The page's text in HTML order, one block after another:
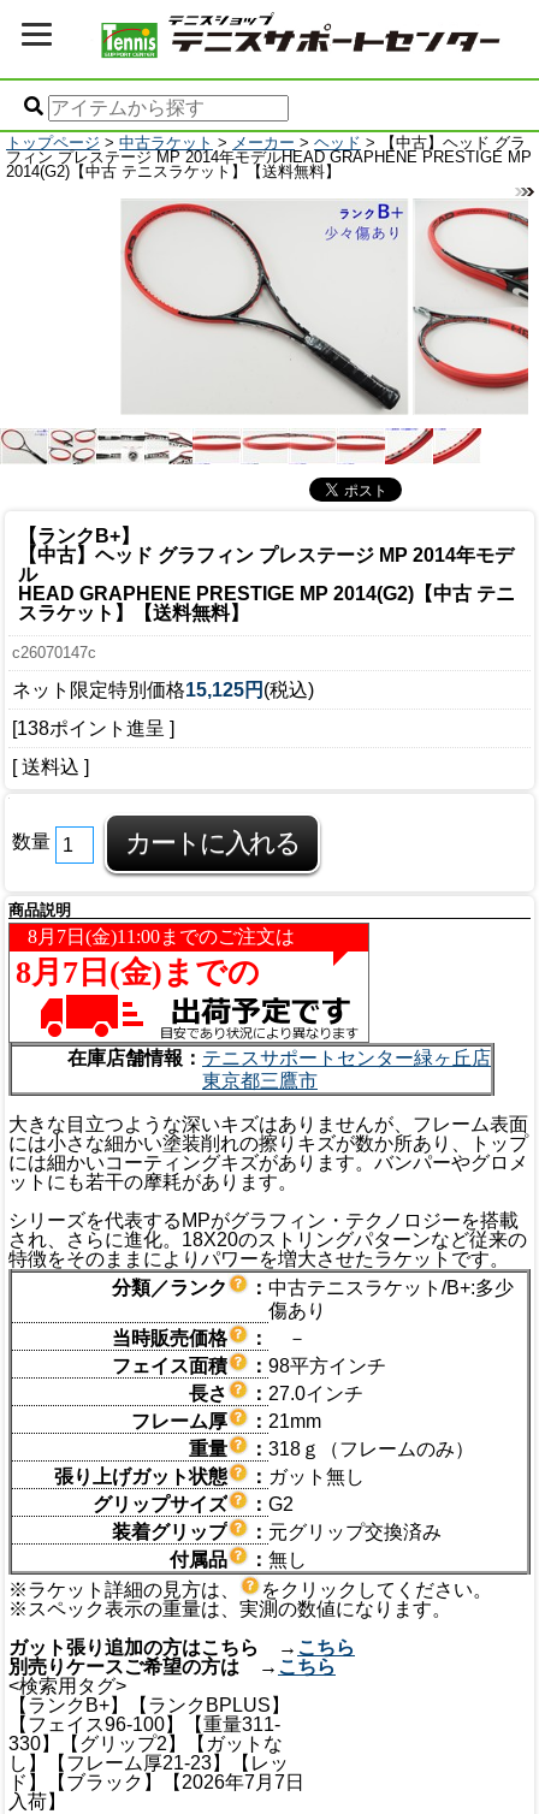
トップページ > 中古ラケット > メーカー > ヘッド > 【中古】ヘッド グラ
フィン プレステージ MP 2014年モデルHEAD GRAPHENE PRESTIGE MP
2014(G2)【中古 テニスラケット】【送料無料】
【ランクB+】
【中古】ヘッド グラフィン プレステージ MP 2014年モデ
ル
HEAD GRAPHENE PRESTIGE MP 2014(G2)【中古 テニ
スラケット】【送料無料】
c26070147c
ネット限定特別価格15,125円 (税込)
[138ポイント進呈 ]
[ 送料込 ]
数量
商品説明
在庫店舗情報： テニスサポートセンター緑ヶ丘店
東京都三鷹市
大きな目立つような深いキズはありませんが、フレーム表面
には小さな細かい塗装削れの擦りキズが数か所あり、トップ
には細かいコーティングキズがあります。バンパーやグロメ
ットにも若干の摩耗があります。
シリーズを代表するMPがグラフィン・テクノロジーを搭載
され、さらに進化。18X20のストリングパターンなど従来の
特徴をそのままによりパワーを増大させたラケットです。
分類／ランク
： 中古テニスラケット/B+:多少
傷あり
当時販売価格
：
－
フェイス面積
： 98平方インチ
長さ
： 27.0インチ
フレーム厚
： 21mm
重量
： 318ｇ（フレームのみ）
張り上げガット状態
： ガット無し
グリップサイズ
： G2
装着グリップ
： 元グリップ交換済み
付属品
： 無し
※ラケット詳細の見方は、
をクリックしてください。
※スペック表示の重量は、実測の数値になります。
ガット張り追加の方はこちら → こちら
別売りケースご希望の方は → こちら
<検索用タグ>
【ランクB+】【ランクBPLUS】
【フェイス96-100】【重量311-
330】【グリップ2】【ガットな
し】【フレーム厚21-23】【レッ
ド】【ブラック】【2026年7月7日
入荷】